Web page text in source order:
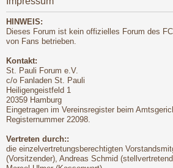
HINWEIS:
Dieses Forum ist kein offizielles Forum des
von Fans betrieben.
Kontakt:
St. Pauli Forum e.V.
c/o Fanladen St. Pauli
Heiligengeistfeld 1
20359 Hamburg
Eingetragen im Vereinsregister beim
Registernummer 22098.
Vertreten durch::
die einzelvertretungsberechtigten
(Vorsitzender), Andreas Schmid